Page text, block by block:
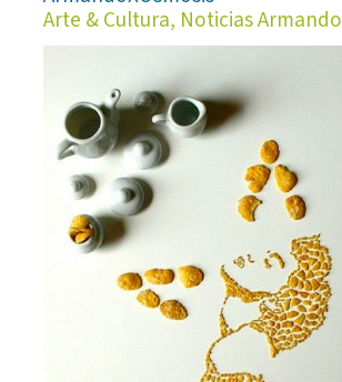
Arte & Cultura, Noticias Armando